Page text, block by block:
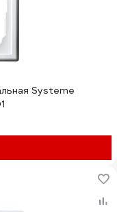
Systeme